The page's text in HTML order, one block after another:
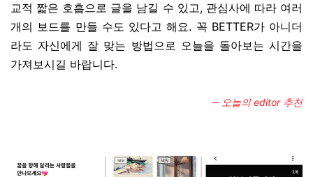
교적 짧은 호흡으로 글을 남길 수 있고, 관심사에 따라 여러
개의 보드를 만들 수도 있다고 해요. 꼭 BETTER가 아니더
라도 자신에게 잘 맞는 방법으로 오늘을 돌아보는 시간을
가져보시길 바랍니다.
─ 오늘의 editor 추천